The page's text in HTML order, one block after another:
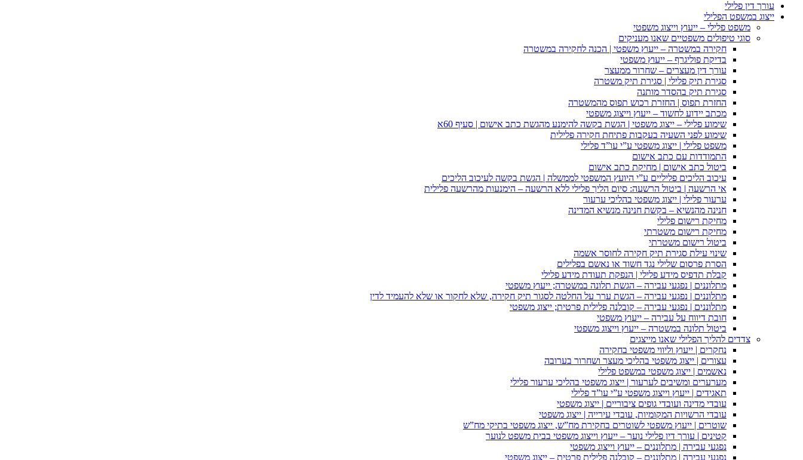
עורך דין פלילי
ייצוג במשפט הפלילי
משפט פלילי – ייעוץ וייצוג משפטי
סוגי טיפולים משפטיים שאנו מעניקים
חקירה במשטרה – ייעוץ משפטי | הכנה לחקירה במשטרה
בדיקת פוליגרף – ייעוץ משפטי
עורך דין מעצרים – שחרור ממעצר
סגירת תיק פלילי | סגירת תיק משטרה
סגירת תיק בהסדר מותנה
החזרת תפוס | החזרת רכוש תפוס מהמשטרה
מכתב יידוע לחשוד – ייעוץ וייצוג משפטי
שימוע פלילי – ייצוג משפטי | הגשת בקשה להימנע מהגשת כתב אישום | סעיף 60א
שימוע לפני השעיה בעקבות פתיחת חקירה פלילית
משפט פלילי | ייצוג משפטי ע”י עו”ד פלילי
התמודדות עם כתב אישום
ביטול כתב אישום | מחיקת כתב אישום
עיכוב הליכים פליליים ע”י היועץ המשפטי לממשלה | הגשת בקשה לעיכוב הליכים
אי הרשעה | ביטול הרשעה: סיום הליך פלילי ללא הרשעה – הימנעות מהרשעה פלילית
ערעור פלילי | ייצוג משפטי בהליכי ערעור
חנינה מהנשיא – בקשת חנינה מנשיא המדינה
מחיקת רישום פלילי
מחיקת רישום משטרתי
ביטול רישום משטרתי
שינוי עילת סגירת תיק חקירה לחוסר אשמה
הסרת פרסום שלילי נגד חשוד או נאשם בפלילים
קבלת תדפיס מידע פלילי | הנפקת תעודת מידע פלילי
מתלוננים | נפגעי עבירה – הגשת תלונה במשטרה; ייעוץ משפטי
מתלוננים | נפגעי עבירה – הגשת ערר על החלטה לסגור תיק חקירה, שלא לחקור או שלא להעמיד לדין
מתלוננים | נפגעי עבירה – קובלנה פלילית פרטית; ייצוג משפטי
חובת דיווח על עבירה – ייעוץ משפטי
ביטול תלונה במשטרה – ייעוץ וייצוג משפטי
צדדים להליך הפלילי שאנו מייצגים
נחקרים | ייעוץ וליווי משפטי בחקירה
עצורים | ייצוג משפטי בהליכי מעצר ושחרור בערובה
נאשמים | ייצוג משפטי במשפט פלילי
מערערים ומשיבים לערעור | ייצוג משפטי בהליכי ערעור פלילי
תאגידים | ייעוץ וייצוג משפטי ע”י עו”ד פלילי
עובדי מדינה ועובדי גופים ציבוריים | ייצוג משפטי
עובדי הרשויות המקומיות, עובדי עירייה | ייצוג משפטי
שוטרים | ייעוץ משפטי לשוטרים בחקירת מח”ש, ייצוג משפטי בתיקי מח”ש
קטינים | עורך דין פלילי נוער – ייעוץ וייצוג משפטי בבית משפט לנוער
נפגעי עבירה | מתלוננים – ייעוץ וייצוג משפטי
נפגעי עבירה | מתלוננים – קובלנה פלילית פרטית – ייצוג משפטי